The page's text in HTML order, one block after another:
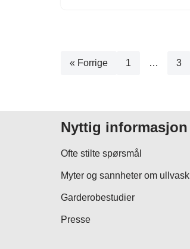
« Forrige 1 … 3
Nyttig informasjon
Ofte stilte spørsmål
Myter og sannheter om ullvask
Garderobestudier
Presse